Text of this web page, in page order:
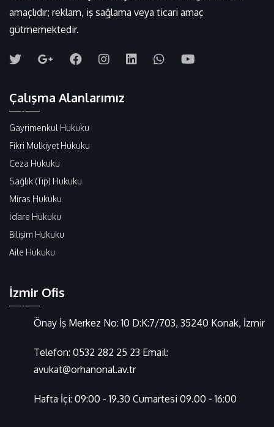
amaçlıdır; reklam, iş sağlama veya ticari amaç
gütmemektedir.
Çalışma Alanlarımız
Gayrimenkul Hukuku
Fikri Mülkiyet Hukuku
Ceza Hukuku
Sağlık (Tıp) Hukuku
Miras Hukuku
İdare Hukuku
Bilişim Hukuku
Aile Hukuku
İzmir Ofis
Önay İş Merkez No: 10 D:K:7/703, 35240 Konak, İzmir
Telefon: 0532 282 25 23 Email:
avukat@orhanonal.av.tr
Hafta İçi: 09:00 - 19.30 Cumartesi 09.00 - 16:00